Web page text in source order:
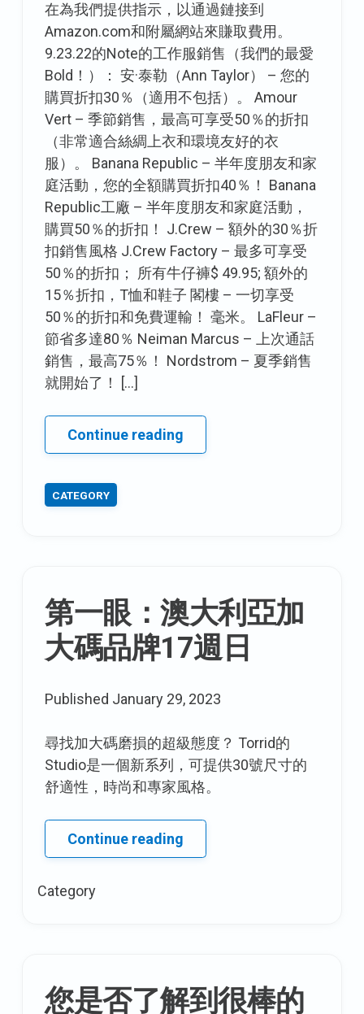
在為我們提供指示，以通過鏈接到
Amazon.com和附屬網站來賺取費用。
9.23.22的Note的工作服銷售（我們的最愛
Bold！）： 安·泰勒（Ann Taylor） – 您的
購買折扣30％（適用不包括）。 Amour
Vert – 季節銷售，最高可享受50％的折扣
（非常適合絲綢上衣和環境友好的衣
服）。 Banana Republic – 半年度朋友和家
庭活動，您的全額購買折扣40％！ Banana
Republic工廠 – 半年度朋友和家庭活動，
購買50％的折扣！ J.Crew – 額外的30％折
扣銷售風格 J.Crew Factory – 最多可享受
50％的折扣； 所有牛仔褲$ 49.95; 額外的
15％折扣，T恤和鞋子 閣樓 – 一切享受
50％的折扣和免費運輸！ 毫米。 LaFleur –
節省多達80％ Neiman Marcus – 上次通話
銷售，最高75％！ Nordstrom – 夏季銷售
就開始了！ […]
Continue reading節
儉
告：
肘
部
子
湊
式
ike
CATEGORY
第一眼：澳大利亞加
大碼品牌17週日
Published January 29, 2023
尋找加大碼磨損的超級態度？ Torrid的
Studio是一個新系列，可提供30號尺寸的
舒適性，時尚和專家風格。
Continue reading第
一
加
Category
您是否了解到很棒的